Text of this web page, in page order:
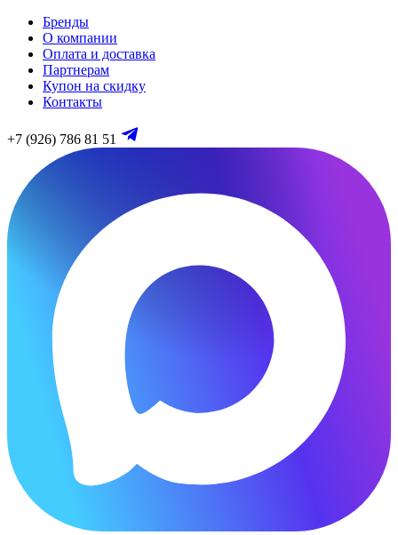
Бренды
О компании
Оплата и доставка
Партнерам
Купон на скидку
Контакты
+7 (926) 786 81 51